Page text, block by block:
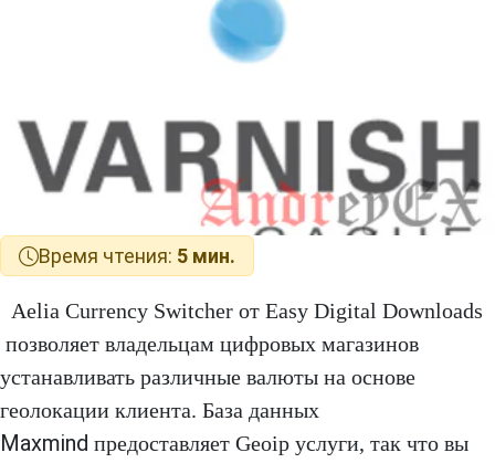
Время чтения: 5 мин.
Aelia Currency Switcher от Easy Digital Downloads
позволяет владельцам цифровых магазинов
устанавливать различные валюты на основе
геолокации клиента. База данных
Maxmind предоставляет Geoip услуги, так что вы